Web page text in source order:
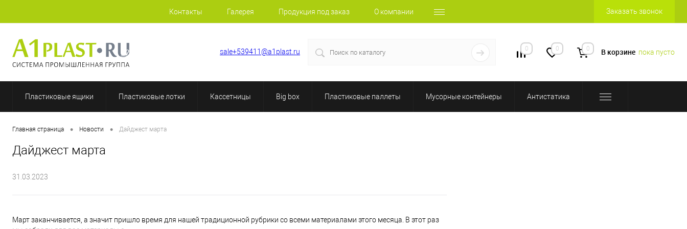
Контакты Галерея Продукция под заказ О компании Заказать звонок
+7 (812) 507-69-52 sale+539411@a1plast.ru 0 0 0 В корзине пока пусто
Пластиковые ящики Пластиковые лотки Кассетницы Big box Пластиковые паллеты Мусорные контейнеры Антистатика
Главная страница • Новости • Дайджест марта
Дайджест марта
31.03.2023
Март заканчивается, а значит пришло время для нашей традиционной рубрики со всеми материалами этого месяца. В этот раз